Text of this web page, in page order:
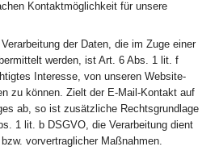
Kontaktmöglichkeit für unsere
der Daten, die im Zuge einer
werden, ist Art. 6 Abs. 1 lit. f
Interesse, von unseren Website-
zu können. Zielt der E-Mail-Kontakt auf
ab, so ist zusätzliche Rechtsgrundlage
1 lit. b DSGVO, die Verarbeitung dient
vorvertraglicher Maßnahmen.